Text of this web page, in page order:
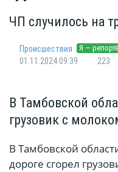
ЧП случилось на
Происшествия Я —
01.11.2024 09:39 223
В Тамбовской
грузовик с
В Тамбовской
дороге сгорел